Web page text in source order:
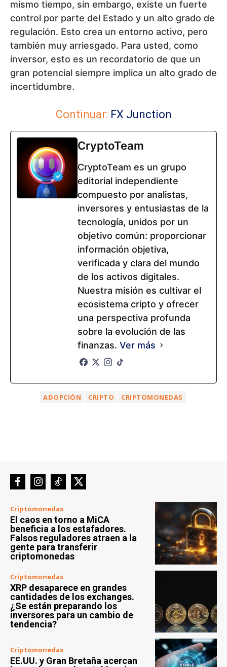
Criptomonedas
El caos en torno a MiCA
beneficia a los estafadores.
Falsos reguladores atraen a la
gente para transferir
criptomonedas
Criptomonedas
XRP desaparece en grandes
cantidades de los exchanges.
inversores para un cambio de
Criptomonedas
EE.UU. y Gran Bretaña acercan
las reglas para las stablecoins.
También quieren apoyar la
tokenización
Bitcoin se mantiene en 63 000
USD. La calma en el mercado
puede preceder a una caída a 52
Ethereum bajo presión.
¿Venta excesiva o inicio
de una corrección
Bitcoin y el «cuarto
giro»: por qué puede
producirse un gran
crecimiento
GDPR
Código Editorial
Contacto
© Almina Corp a.s. All rights reserved